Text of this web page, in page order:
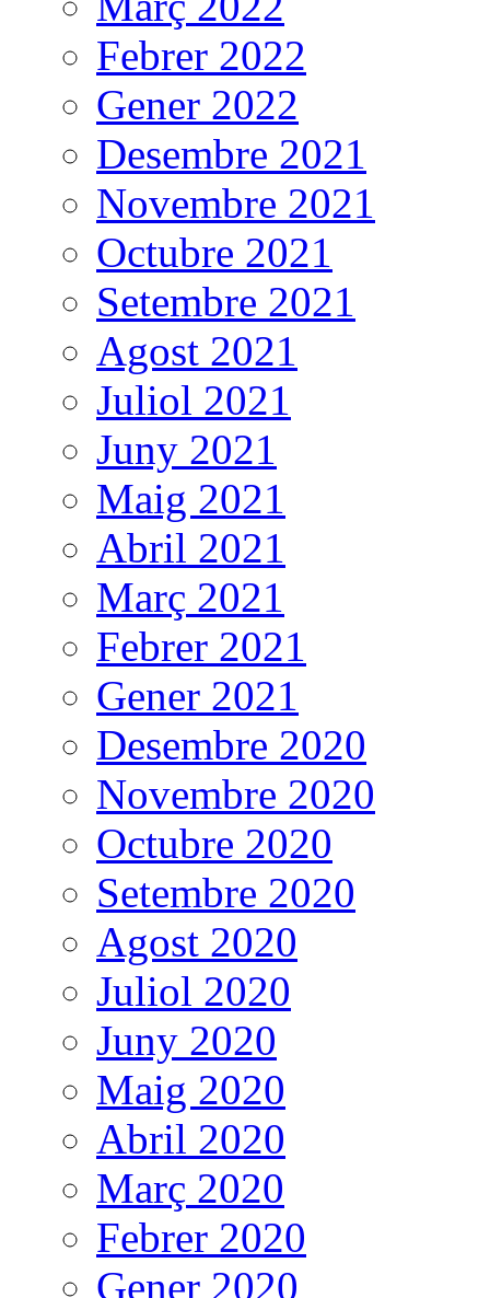
Febrer 2022
Gener 2022
Desembre 2021
Novembre 2021
Octubre 2021
Setembre 2021
Agost 2021
Juliol 2021
Juny 2021
Maig 2021
Abril 2021
Març 2021
Febrer 2021
Gener 2021
Desembre 2020
Novembre 2020
Octubre 2020
Setembre 2020
Agost 2020
Juliol 2020
Juny 2020
Maig 2020
Abril 2020
Març 2020
Febrer 2020
Gener 2020